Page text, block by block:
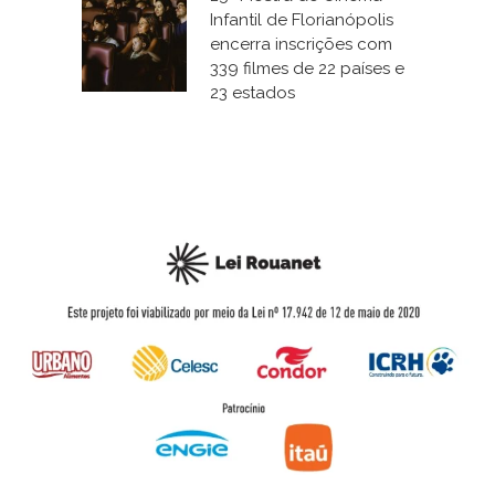
Infantil de Florianópolis
encerra inscrições com
339 filmes de 22 países e
23 estados